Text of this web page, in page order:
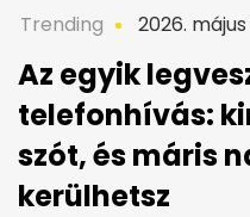
Trending 2026. május
Az egyik
telefonhívás:
szót, és máris
kerülhetsz